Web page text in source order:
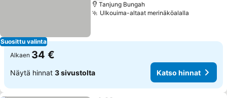
Suosittu valinta
Tanjung Bungah
Ulkouima-altaat merinäköalalla
Alkaen 34 €
Näytä hinnat 3 sivustolta Katso hinnat